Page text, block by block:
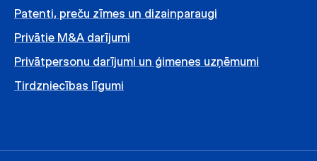
Patenti, preču zīmes un dizainparaugi
Privātie M&A darījumi
Privātpersonu darījumi un ģimenes uzņēmumi
Tirdzniecības līgumi